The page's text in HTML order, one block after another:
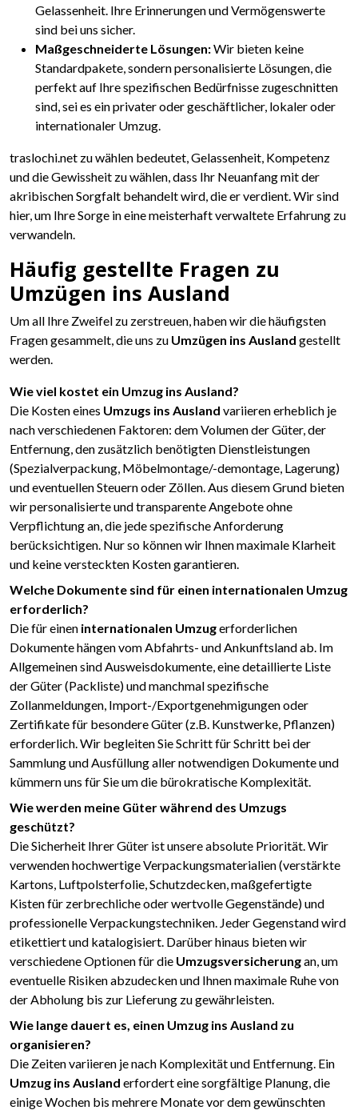
Gelassenheit. Ihre Erinnerungen und Vermögenswerte
sind bei uns sicher.
Maßgeschneiderte Lösungen:Wir bieten keine
Standardpakete, sondern personalisierte Lösungen, die
perfekt auf Ihre spezifischen Bedürfnisse zugeschnitten
sind, sei es ein privater oder geschäftlicher, lokaler oder
internationaler Umzug.
traslochi.net zu wählen bedeutet, Gelassenheit, Kompetenz
und die Gewissheit zu wählen, dass Ihr Neuanfang mit der
akribischen Sorgfalt behandelt wird, die er verdient. Wir sind
hier, um Ihre Sorge in eine meisterhaft verwaltete Erfahrung zu
verwandeln.
Häufig gestellte Fragen zu
Umzügen ins Ausland
Um all Ihre Zweifel zu zerstreuen, haben wir die häufigsten
Fragen gesammelt, die uns zu Umzügen ins Ausland gestellt
werden.
Wie viel kostet ein Umzug ins Ausland?
Die Kosten eines Umzugs ins Ausland variieren erheblich je
nach verschiedenen Faktoren: dem Volumen der Güter, der
Entfernung, den zusätzlich benötigten Dienstleistungen
(Spezialverpackung, Möbelmontage/-demontage, Lagerung)
und eventuellen Steuern oder Zöllen. Aus diesem Grund bieten
wir personalisierte und transparente Angebote ohne
Verpflichtung an, die jede spezifische Anforderung
berücksichtigen. Nur so können wir Ihnen maximale Klarheit
und keine versteckten Kosten garantieren.
Welche Dokumente sind für einen internationalen Umzug
erforderlich?
Die für einen internationalen Umzugerforderlichen
Dokumente hängen vom Abfahrts- und Ankunftsland ab. Im
Allgemeinen sind Ausweisdokumente, eine detaillierte Liste
der Güter (Packliste) und manchmal spezifische
Zollanmeldungen, Import-/Exportgenehmigungen oder
Zertifikate für besondere Güter (z.B. Kunstwerke, Pflanzen)
erforderlich. Wir begleiten Sie Schritt für Schritt bei der
Sammlung und Ausfüllung aller notwendigen Dokumente und
kümmern uns für Sie um die bürokratische Komplexität.
Wie werden meine Güter während des Umzugs
geschützt?
Die Sicherheit Ihrer Güter ist unsere absolute Priorität. Wir
verwenden hochwertige Verpackungsmaterialien (verstärkte
Kartons, Luftpolsterfolie, Schutzdecken, maßgefertigte
Kisten für zerbrechliche oder wertvolle Gegenstände) und
professionelle Verpackungstechniken. Jeder Gegenstand wird
etikettiert und katalogisiert. Darüber hinaus bieten wir
verschiedene Optionen für die Umzugsversicherungan, um
eventuelle Risiken abzudecken und Ihnen maximale Ruhe von
der Abholung bis zur Lieferung zu gewährleisten.
Wie lange dauert es, einen Umzug ins Ausland zu
organisieren?
Die Zeiten variieren je nach Komplexität und Entfernung. Ein
Umzug ins Ausland erfordert eine sorgfältige Planung, die
einige Wochen bis mehrere Monate vor dem gewünschten